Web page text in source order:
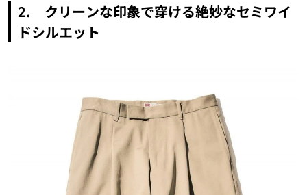
2. クリーンな印象で穿ける絶妙なセミワイ
ドシルエット